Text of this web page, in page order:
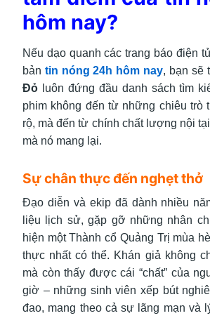
hôm nay?
Nếu dạo quanh các trang báo điện
bản tin nóng 24h hôm nay, bạn sẽ
Đỏ luôn đứng đầu danh sách tìm
phim không đến từ những chiêu trò
rộ, mà đến từ chính chất lượng nội
mà nó mang lại.
Sự chân thực đến nghẹt thở
Đạo diễn và ekip đã dành nhiều
liệu lịch sử, gặp gỡ những nhân
hiện một Thành cổ Quảng Trị mùa
thực nhất có thể. Khán giả không
mà còn thấy được cái “chất” của
giờ – những sinh viên xếp bút
đao, mang theo cả sự lãng mạn và